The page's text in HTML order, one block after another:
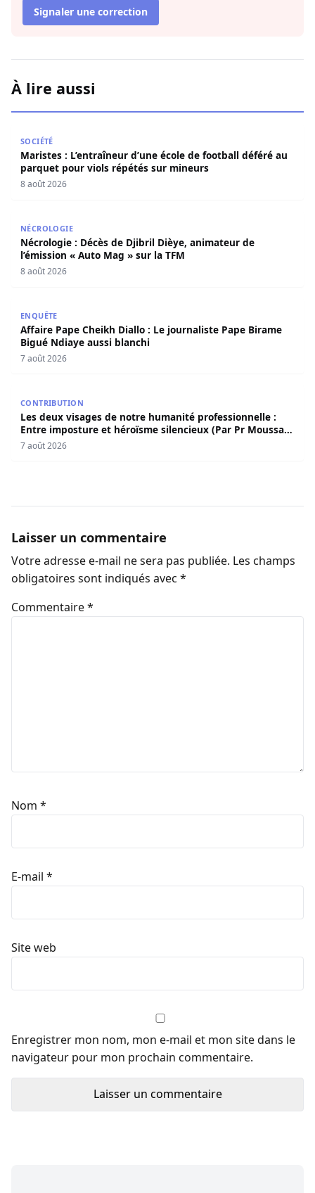
Signaler une correction
À lire aussi
SOCIÉTÉ
Maristes : L’entraîneur d’une école de football déféré au
parquet pour viols répétés sur mineurs
8 août 2026
NÉCROLOGIE
Nécrologie : Décès de Djibril Dièye, animateur de
l’émission « Auto Mag » sur la TFM
8 août 2026
ENQUÊTE
Affaire Pape Cheikh Diallo : Le journaliste Pape Birame
Bigué Ndiaye aussi blanchi
7 août 2026
CONTRIBUTION
Les deux visages de notre humanité professionnelle :
Entre imposture et héroïsme silencieux (Par Pr Moussa
Seydi)
7 août 2026
Laisser un commentaire
Votre adresse e-mail ne sera pas publiée. Les champs
obligatoires sont indiqués avec *
Commentaire*
Nom *
E-mail *
Site web
Enregistrer mon nom, mon e-mail et mon site dans le
navigateur pour mon prochain commentaire.